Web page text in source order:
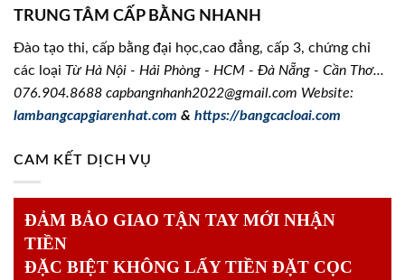
TRUNG TÂM CẤP BẰNG NHANH
Đào tạo thi, cấp bằng đại học,cao đẳng, cấp 3, chứng chỉ
các loại Từ Hà Nội - Hải Phòng - HCM - Đà Nẵng - Cần Thơ...
076.904.8688 capbangnhanh2022@gmail.com Website:
lambangcapgiarenhat.com & https://bangcacloai.com
CAM KẾT DỊCH VỤ
ĐẢM BẢO GIAO TẬN TAY MỚI NHẬN
TIỀN
ĐẶC BIỆT KHÔNG LẤY TIỀN ĐẶT CỌC